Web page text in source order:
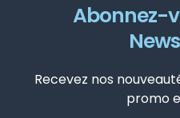
Abonnez-
Recevez nos
promo